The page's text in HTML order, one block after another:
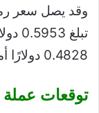
وقد يصل سعر
0.4828 دولارًا أمريكيًا طوال عام 2028.
توقعات عملة Bat في 2029